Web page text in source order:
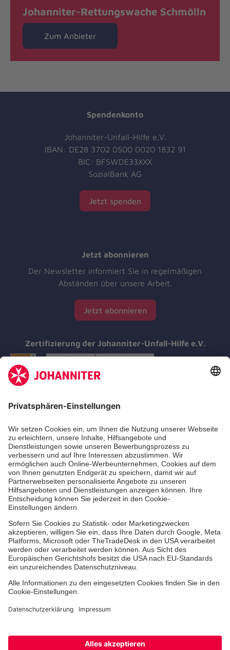
Johanniter-Rettungswache Schmölln
Zum Anbieter
Spendenkonto
Johanniter-Unfall-Hilfe e.V.
IBAN: DE28 3702 0500 0020 1832 91
BIC: BFSWDE33XXX
SozialBank AG
Jetzt spenden
Jetzt abonnieren
Der Newsletter informiert Sie in regelmäßigen
Abständen über unsere Arbeit.
Jetzt abonnieren
Zertifizierung der Johanniter-Unfall-Hilfe e.V.
Aus- & Fortbildungen
Erste-Hilfe-Kurse
Jobs & Ehrenamt
Freiwilligendienst
Spendenprojekte
Johanniter-Jugend
Einrichtungen